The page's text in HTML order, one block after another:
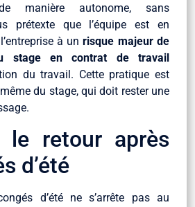
manière autonome, sans
prétexte que l’équipe est en
à unrisque majeur de
stage en contrat de travail
du travail. Cette pratique est
du stage, qui doit rester une
le retour après
d’été
d’été ne s’arrête pas au